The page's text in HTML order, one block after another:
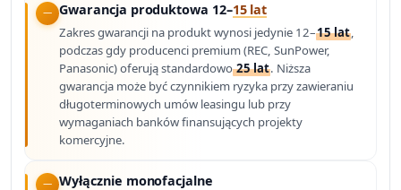
Gwarancja produktowa 12–15 lat
Zakres gwarancji na produkt wynosi jedynie 12–15 lat,
podczas gdy producenci premium (REC, SunPower,
Panasonic) oferują standardowo25 lat. Niższa
gwarancja może być czynnikiem ryzyka przy zawieraniu
długoterminowych umów leasingu lub przy
wymaganiach banków finansujących projekty
komercyjne.
Wyłącznie monofacjalne